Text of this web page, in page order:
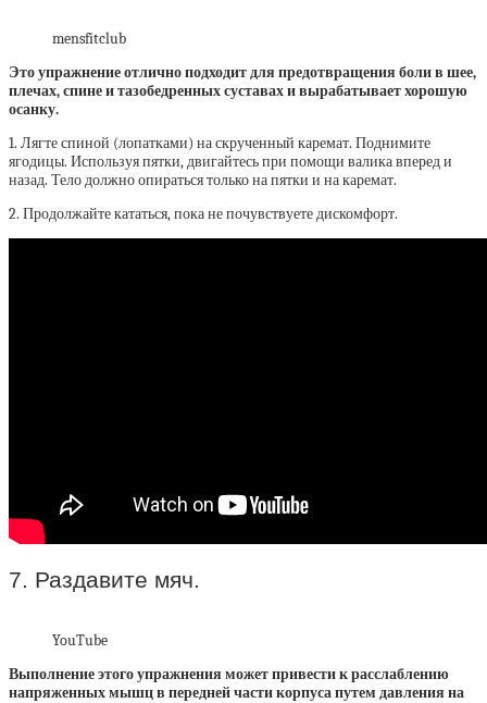
mensfitclub
Это упражнение отлично подходит для предотвращения боли в шее,
плечах, спине и тазобедренных суставах и вырабатывает хорошую
осанку.
1. Лягте спиной (лопатками) на скрученный каремат. Поднимите
ягодицы. Используя пятки, двигайтесь при помощи валика вперед и
назад. Тело должно опираться только на пятки и на каремат.
2. Продолжайте кататься, пока не почувствуете дискомфорт.
7. Раздавите мяч.
YouTube
Выполнение этого упражнения может привести к расслаблению
напряженных мышц в передней части корпуса путем давления на